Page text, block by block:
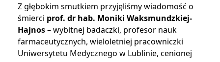
Z głębokim smutkiem przyjęliśmy wiadomość o
śmierci prof. dr hab. Moniki Waksmundzkiej-
Hajnos– wybitnej badaczki, profesor nauk
farmaceutycznych, wieloletniej pracowniczki
Uniwersytetu Medycznego w Lublinie, cenionej